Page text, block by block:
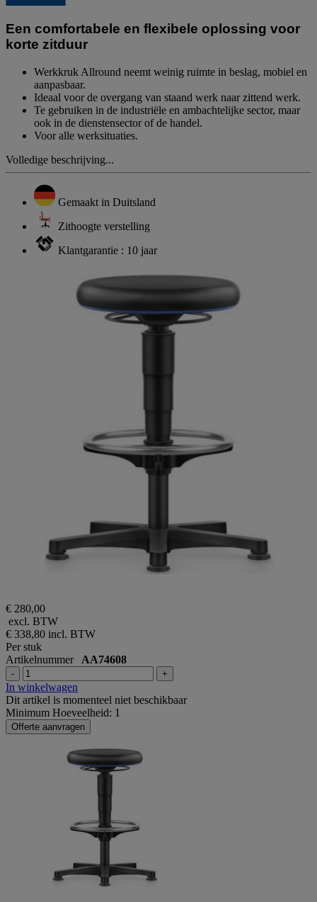
Een comfortabele en flexibele oplossing voor
korte zitduur
Werkkruk Allround neemt weinig ruimte in beslag, mobiel en
aanpasbaar.
Ideaal voor de overgang van staand werk naar zittend werk.
Te gebruiken in de industriële en ambachtelijke sector, maar
ook in de dienstensector of de handel.
Voor alle werksituaties.
Volledige beschrijving...
Gemaakt in Duitsland
Zithoogte verstelling
Klantgarantie : 10 jaar
€ 280,00
excl. BTW
€ 338,80 incl. BTW
Per stuk
Artikelnummer AA74608
- +
In winkelwagen
Dit artikel is momenteel niet beschikbaar
Minimum Hoeveelheid: 1
Offerte aanvragen